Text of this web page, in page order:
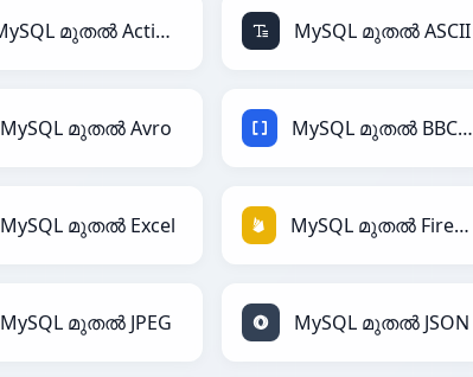
MySQL മുതൽ ActionScript MySQL മുതൽ ASCII
MySQL മുതൽ Avro MySQL മുതൽ BBCode
MySQL മുതൽ Excel MySQL മുതൽ Firebase
MySQL മുതൽ JPEG MySQL മുതൽ JSON